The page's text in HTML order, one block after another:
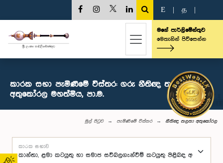
E த
මගේ පාර්ලිමේන්තුව
මෙතැනින් පිවිසෙන්න
කාරක සභා පැමිණීමේ විස්තර: ගරු නීතිඥ තලතා
අතුකෝරල මහත්මිය, පා.ම.
මුල් පිටුව පැමිණීමේ විස්තර නීතිඥ තලතා අතුකෝරල
කාරක සභාව